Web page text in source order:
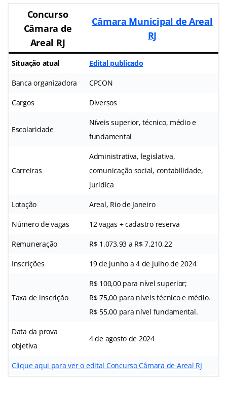
Concurso
Câmara de
Areal RJ
Câmara Municipal de Areal
RJ
Situação atual Edital publicado
Banca organizadora CPCON
Cargos Diversos
Escolaridade
Níveis superior, técnico, médio e
fundamental
Carreiras
Administrativa, legislativa,
comunicação social, contabilidade,
jurídica
Lotação Areal, Rio de Janeiro
Número de vagas 12 vagas + cadastro reserva
Remuneração R$ 1.073,93 a R$ 7.210,22
Inscrições 19 de junho a 4 de julho de 2024
Taxa de inscrição
R$ 100,00 para nível superior;
R$ 75,00 para níveis técnico e médio.
R$ 55,00 para nível fundamental.
Data da prova
objetiva
4 de agosto de 2024
Clique aqui para ver o edital Concurso Câmara de Areal RJ